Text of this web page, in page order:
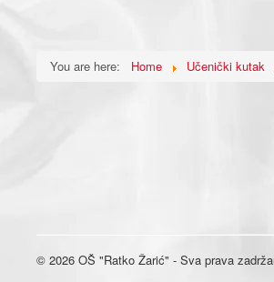
You are here: Home Učenički kutak
© 2026 OŠ "Ratko Žarić" - Sva prava